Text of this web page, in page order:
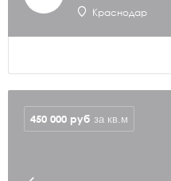
Краснодар
450 000 руб за кв.м